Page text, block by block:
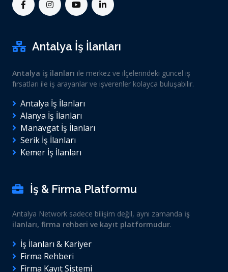
Antalya İş İlanları
Antalya iş ilanları ile merkez ve ilçelerindeki güncel iş
fırsatları ile iş arayanlar ve işverenler kolayca buluşabilir.
Antalya İş İlanları
Alanya İş İlanları
Manavgat İş İlanları
Serik İş İlanları
Kemer İş İlanları
İş & Firma Platformu
Antalya Network sadece bilişim değil, aynı zamanda iş
ilanları, firma rehberi ve kayıt platformudur.
İş İlanları & Kariyer
Firma Rehberi
Firma Kayıt Sistemi